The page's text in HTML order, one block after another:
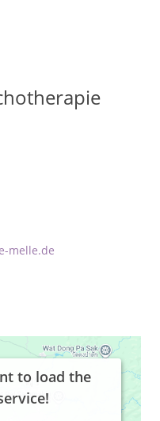
melle.de
to load the